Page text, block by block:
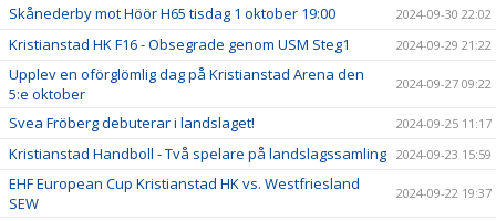
Skånederby mot Höör H65 tisdag 1 oktober 19:00 2024-09-30 22:02
Kristianstad HK F16 - Obsegrade genom USM Steg1 2024-09-29 21:22
Upplev en oförglömlig dag på Kristianstad Arena den
5:e oktober
2024-09-27 09:22
Svea Fröberg debuterar i landslaget! 2024-09-25 11:17
Kristianstad Handboll - Två spelare på landslagssamling 2024-09-23 15:59
EHF European Cup Kristianstad HK vs. Westfriesland
SEW
2024-09-22 19:37